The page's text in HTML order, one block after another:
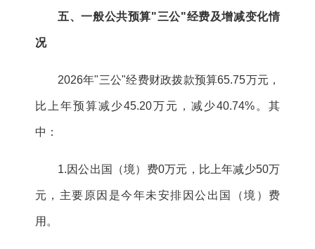
五、一般公共预算"三公"经费及增减变化情
况
2026年"三公"经费财政拨款预算65.75万元，
比上年预算减少45.20万元，减少40.74%。其
中：
1.因公出国（境）费0万元，比上年减少50万
元，主要原因是今年未安排因公出国（境）费
用。